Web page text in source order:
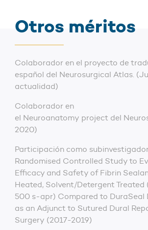
Otros méritos
Colaborador en el proyecto de
español del Neurosurgical Atlas.
actualidad)
Colaborador en
el Neuroanatomy project del
2020)
Participación como
Randomised Controlled Study to
Efficacy and Safety of Fibrin
Heated, Solvent/Detergent Treated
500 s-apr) Compared to DuraSeal
as an Adjunct to Sutured Dural
Surgery (2017-2019)